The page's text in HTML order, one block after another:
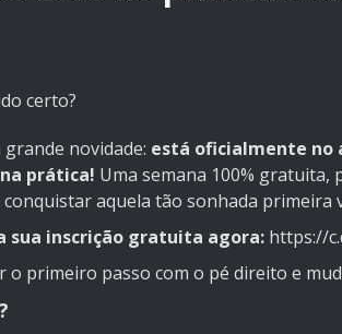
certo?
novidade: está oficialmente no
prática! Uma semana 100% gratuita,
aquela tão sonhada primeira
sua inscrição gratuita agora: https://
o primeiro passo com o pé direito e